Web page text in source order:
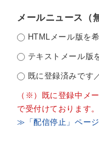
メールニュース（
HTMLメール版を
テキストメール版
既に登録済みです
（※）既に登録中メ
で受付けております。
≫「配信停止」ペー